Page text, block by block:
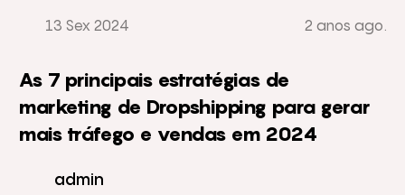
13 Sex 2024 2 anos ago.
As 7 principais estratégias de
marketing de Dropshipping para gerar
mais tráfego e vendas em 2024
admin